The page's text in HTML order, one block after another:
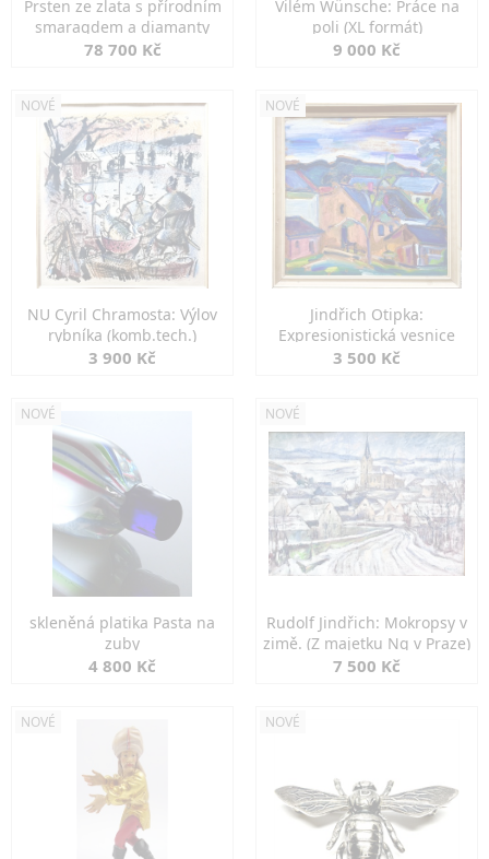
Prsten ze zlata s přírodním
smaragdem a diamanty
78 700 Kč
Vilém Wünsche: Práce na
poli (XL formát)
9 000 Kč
NOVÉ
NU Cyril Chramosta: Výlov
rybníka (komb.tech.)
3 900 Kč
NOVÉ
Jindřich Otipka:
Expresionistická vesnice
3 500 Kč
NOVÉ
skleněná platika Pasta na
zuby
4 800 Kč
NOVÉ
Rudolf Jindřich: Mokropsy v
zimě. (Z majetku Ng v Praze)
7 500 Kč
NOVÉ NOVÉ